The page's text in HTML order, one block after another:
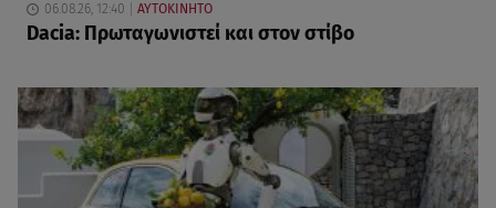
06.08.26, 12:40 ΑΥΤΟΚΙΝΗΤΟ
Dacia: Πρωταγωνιστεί και στον στίβο